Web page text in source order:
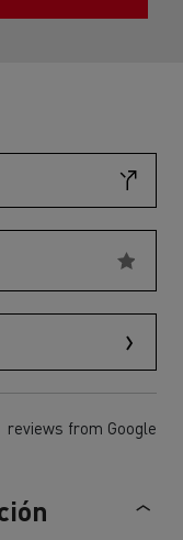
reviews from Google